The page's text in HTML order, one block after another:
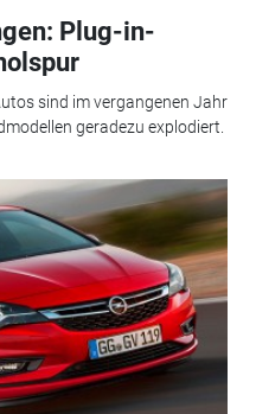
Plug-in-
sind im vergangenen Jahr
geradezu explodiert.